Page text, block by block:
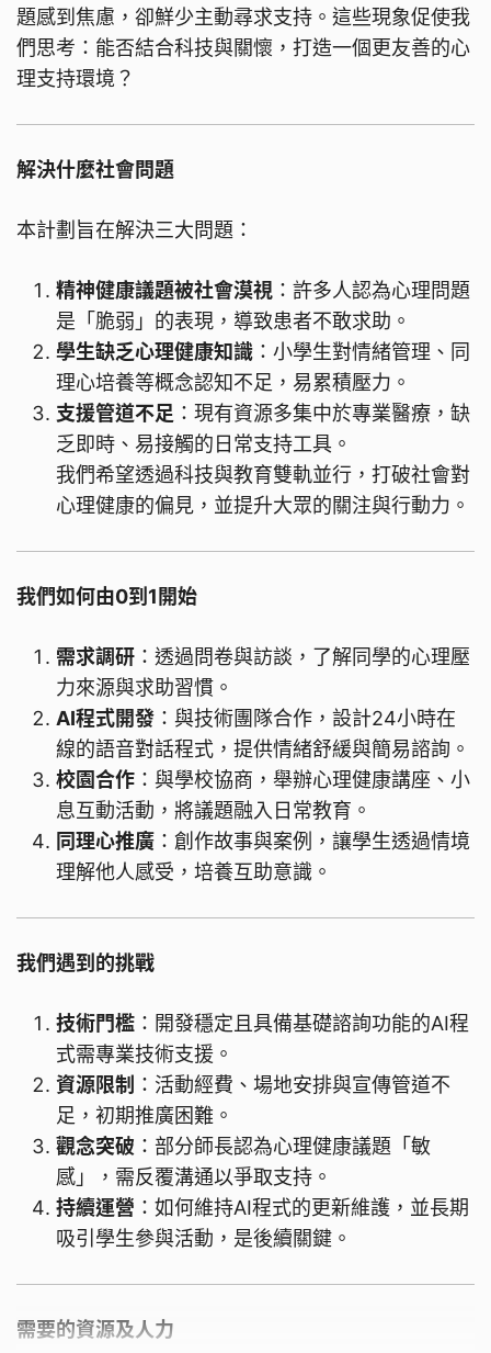
題感到焦慮，卻鮮少主動尋求支持。這些現象促使我
們思考：能否結合科技與關懷，打造一個更友善的心
理支持環境？
解決什麼社會問題
本計劃旨在解決三大問題：
精神健康議題被社會漠視 ：許多人認為心理問題
是「脆弱」的表現，導致患者不敢求助。
學生缺乏心理健康知識 ：小學生對情緒管理、同
理心培養等概念認知不足，易累積壓力。
支援管道不足 ：現有資源多集中於專業醫療，缺
乏即時、易接觸的日常支持工具。
我們希望透過科技與教育雙軌並行，打破社會對
心理健康的偏見，並提升大眾的關注與行動力。
我們如何由0到1開始
需求調研 ：透過問卷與訪談，了解同學的心理壓
力來源與求助習慣。
AI程式開發 ：與技術團隊合作，設計24小時在
線的語音對話程式，提供情緒舒緩與簡易諮詢。
校園合作 ：與學校協商，舉辦心理健康講座、小
息互動活動，將議題融入日常教育。
同理心推廣 ：創作故事與案例，讓學生透過情境
理解他人感受，培養互助意識。
我們遇到的挑戰
技術門檻 ：開發穩定且具備基礎諮詢功能的AI程
式需專業技術支援。
資源限制 ：活動經費、場地安排與宣傳管道不
足，初期推廣困難。
觀念突破 ：部分師長認為心理健康議題「敏
感」，需反覆溝通以爭取支持。
持續運營 ：如何維持AI程式的更新維護，並長期
吸引學生參與活動，是後續關鍵。
需要的資源及人力